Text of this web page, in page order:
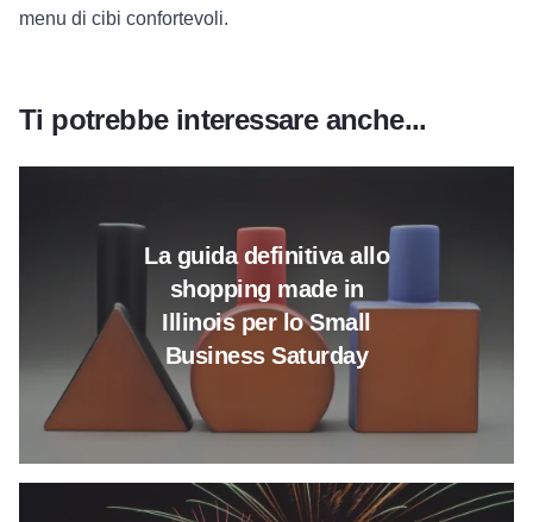
menu di cibi confortevoli.
Ti potrebbe interessare anche...
La guida definitiva allo
shopping made in
Illinois per lo Small
Business Saturday
Leggi tutto su Divertimento nel